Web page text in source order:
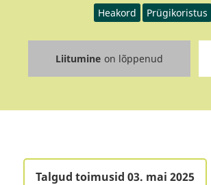
Heakord Prügikoristus
Liitumine on lõppenud
Talgud toimusid 03. mai 2025